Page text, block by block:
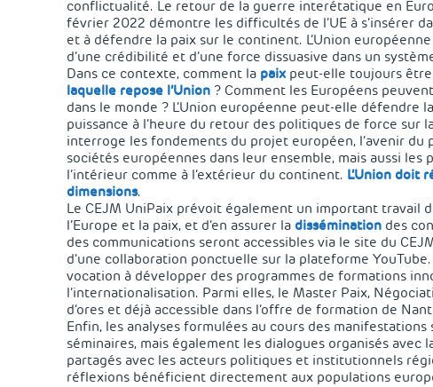
conflictualité. Le retour de la guerre interétatique en
février 2022 démontre les difficultés de l’UE à s’insérer
et à défendre la paix sur le continent. L’Union
d’une crédibilité et d’une force dissuasive dans un
Dans ce contexte, comment la paix peut-elle toujours
laquelle repose l’Union ? Comment les Européens
dans le monde ? L’Union européenne peut-elle défendre
puissance à l’heure du retour des politiques de force sur
interroge les fondements du projet européen, l’avenir du
sociétés européennes dans leur ensemble, mais aussi les
l’intérieur comme à l’extérieur du continent. L’Union doit
dimensions.
Le CEJM UniPaix prévoit également un important travail
l’Europe et la paix, et d’en assurer la dissémination des
des communications seront accessibles via le site du
d’une collaboration ponctuelle sur la plateforme
vocation à développer des programmes de formations
l’internationalisation. Parmi elles, le Master Paix,
d’ores et déjà accessible dans l’offre de formation de
Enfin, les analyses formulées au cours des
séminaires, mais également les dialogues organisés
partagés avec les acteurs politiques et institutionnels
réflexions bénéficient directement aux populations